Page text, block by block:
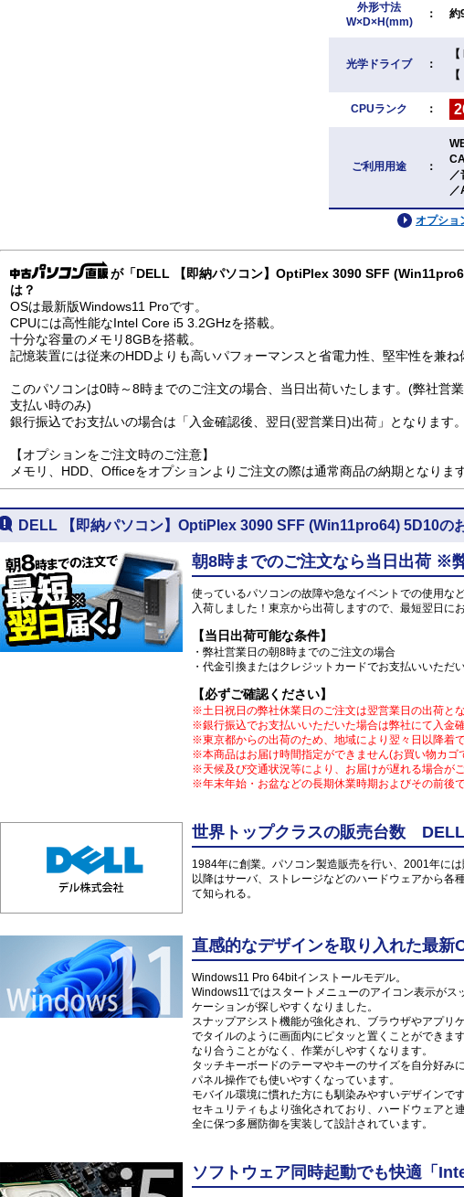
外形寸法
W×D×H(mm)
： 約
光学ドライブ ：
【
【
CPUランク ：
ご利用用途 ：
／
オプショ
が「DELL 【即納パソコン】OptiPlex 3090 SFF
は？
OSは最新版Windows11 Proです。
CPUには高性能なIntel Core i5 3.2GHzを搭載。
十分な容量のメモリ8GBを搭載。
記憶装置には従来のHDDよりも高いパフォーマンスと省電力性、堅牢性を兼ね
このパソコンは0時～8時までのご注文の場合、当日出荷いたします。(弊社営
支払い時のみ)
銀行振込でお支払いの場合は「入金確認後、翌日(翌営業日)出荷」となります。
【オプションをご注文時のご注意】
メモリ、HDD、Officeをオプションよりご注文の際は通常商品の納期となりま
DELL 【即納パソコン】OptiPlex 3090 SFF (Win11pro64) 5D10の
朝8時までのご注文なら当日出荷 ※
使っているパソコンの故障や急なイベントでの使用な
入荷しました！東京から出荷しますので、最短翌日に
【当日出荷可能な条件】
・弊社営業日の朝8時までのご注文の場合
・代金引換またはクレジットカードでお支払いいただ
【必ずご確認ください】
※土日祝日の弊社休業日のご注文は翌営業日の出荷と
※銀行振込でお支払いいただいた場合は弊社にて入金
※東京都からの出荷のため、地域により翌々日以降着
※本商品はお届け時間指定ができません(お買い物カゴ
※天候及び交通状況等により、お届けが遅れる場合が
※年末年始・お盆などの長期休業時期およびその前後
世界トップクラスの販売台数
1984年に創業。パソコン製造販売を行い、2001年に
以降はサーバ、ストレージなどのハードウェアから各
て知られる。
直感的なデザインを取り入れた最新
Windows11 Pro 64bitインストールモデル。
Windows11ではスタートメニューのアイコン表示がス
ケーションが探しやすくなりました。
スナップアシスト機能が強化され、ブラウザやアプリ
でタイルのように画面内にピタッと置くことができま
なり合うことがなく、作業がしやすくなります。
タッチキーボードのテーマやキーのサイズを自分好み
パネル操作でも使いやすくなっています。
モバイル環境に慣れた方にも馴染みやすいデザインです
セキュリティもより強化されており、ハードウェアと
全に保つ多層防御を実装して設計されています。
ソフトウェア同時起動でも快適「